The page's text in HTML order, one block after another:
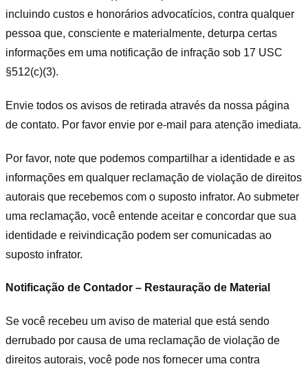
incluindo custos e honorários advocatícios, contra qualquer
pessoa que, consciente e materialmente, deturpa certas
informações em uma notificação de infração sob 17 USC
§512(c)(3).
Envie todos os avisos de retirada através da nossa página
de contato. Por favor envie por e-mail para atenção imediata.
Por favor, note que podemos compartilhar a identidade e as
informações em qualquer reclamação de violação de direitos
autorais que recebemos com o suposto infrator. Ao submeter
uma reclamação, você entende aceitar e concordar que sua
identidade e reivindicação podem ser comunicadas ao
suposto infrator.
Notificação de Contador – Restauração de Material
Se você recebeu um aviso de material que está sendo
derrubado por causa de uma reclamação de violação de
direitos autorais, você pode nos fornecer uma contra